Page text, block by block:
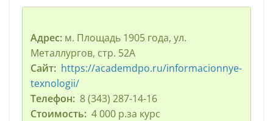
Адрес:м. Площадь 1905 года, ул.
Металлургов, стр. 52А
Сайт: https://academdpo.ru/informacionnye-
texnologii/
Телефон:8 (343) 287-14-16
Стоимость: 4 000 р.за курс